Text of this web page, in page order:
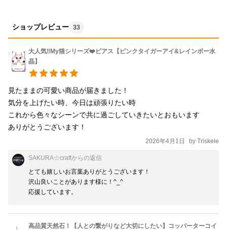
ショップレビュー 33
大人気‼️My猫シリーズ❤️ピアス【ピンクタイガーアイ&レインボー水
晶】
見たままの可愛い商品が届きました！
気分を上げたい時、今日は頑張りたい時
これから色々なシーンで共に過ごしていきたいとおもいます
ありがとうございます！
2026年4月1日 by Triskele
SAKURA☆craftからの返信
とても嬉しいお言葉ありがとうございます！
沢山良いことがあります様に！^_^
高品質天然石！【人との繋がりなど大切にしたい】コッパーターコイ